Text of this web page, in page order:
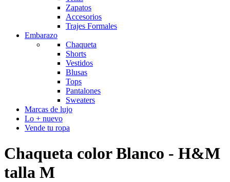
Zapatos
Accesorios
Trajes Formales
Embarazo
Chaqueta
Shorts
Vestidos
Blusas
Tops
Pantalones
Sweaters
Marcas de lujo
Lo + nuevo
Vende tu ropa
Chaqueta color Blanco - H&M
talla M